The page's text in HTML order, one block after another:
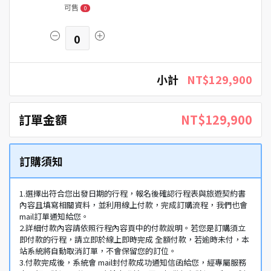
可售 0
0
小計 NT$129,900
訂單金額 NT$129,900
訂購須知
1.選擇出符合您出發日期的行程，報名後確認行程表與旅遊契約書
內容且填寫相關資料，並利用線上付款，完成訂購流程，我們也會
mail訂單通知給您。
2.詳細付款內容請依照行程內容頁中的付款說明。若您是訂購須立
即付款的行程，請立即於線上即時完成 全額付款，若逾時未付，本
站系統將自動取消訂單，不會保留您的訂位。
3.付款完成後，系統會 mail封付款成功通知信函給您，經專屬服務